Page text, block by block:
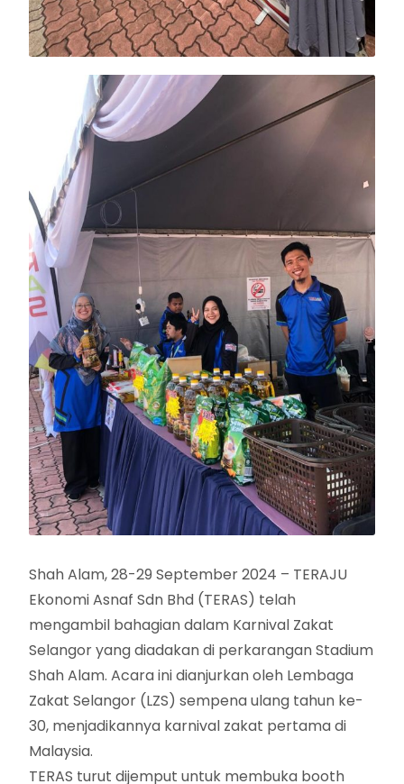
Shah Alam, 28-29 September 2024 – TERAJU
Ekonomi Asnaf Sdn Bhd (TERAS) telah
mengambil bahagian dalam Karnival Zakat
Selangor yang diadakan di perkarangan Stadium
Shah Alam. Acara ini dianjurkan oleh Lembaga
Zakat Selangor (LZS) sempena ulang tahun ke-
30, menjadikannya karnival zakat pertama di
Malaysia.
TERAS turut dijemput untuk membuka booth